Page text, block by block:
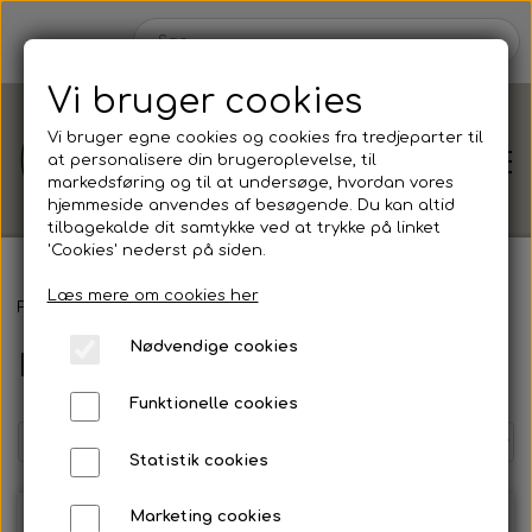
Shop
Om
Forside Shop efter Anledning
Vi bruger cookies
Vi bruger egne cookies og cookies fra tredjeparter til
at personalisere din brugeroplevelse, til
markedsføring og til at undersøge, hvordan vores
hjemmeside anvendes af besøgende. Du kan altid
tilbagekalde dit samtykke ved at trykke på linket
'Cookies' nederst på siden.
Læs mere om cookies her
Nødvendige cookies
Funktionelle cookies
Statistik cookies
Marketing cookies